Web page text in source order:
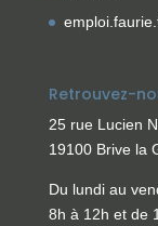
Retrouvez-
25 rue Lucien
19100 Brive la
Du lundi au
8h à 12h et de